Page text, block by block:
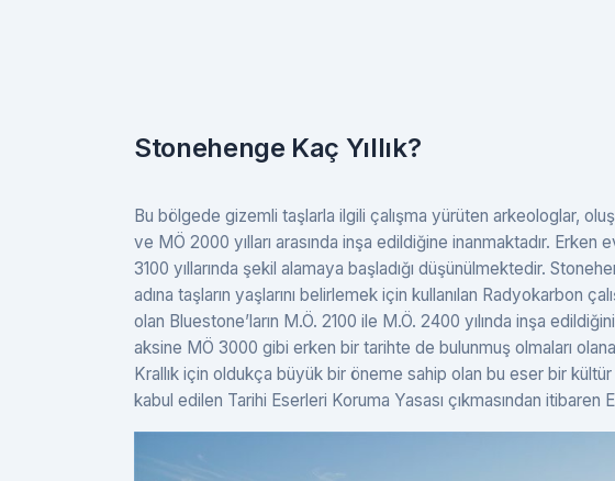
Stonehenge Kaç Yıllık?
Bu bölgede gizemli taşlarla ilgili çalışma yürüten arkeologlar,
ve MÖ 2000 yılları arasında inşa edildiğine inanmaktadır. Erken
3100 yıllarında şekil alamaya başladığı düşünülmektedir.
adına taşların yaşlarını belirlemek için kullanılan Radyokarbon
olan Bluestone’ların M.Ö. 2100 ile M.Ö. 2400 yılında inşa
aksine MÖ 3000 gibi erken bir tarihte de bulunmuş olmaları
Krallık için oldukça büyük bir öneme sahip olan bu eser bir kültür
kabul edilen Tarihi Eserleri Koruma Yasası çıkmasından itibaren